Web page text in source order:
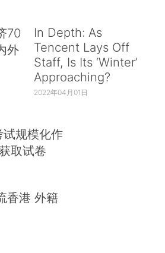
70
外
In Depth: As
Tencent Lays Off
Staff, Is Its ‘Winter’
Approaching?
2022年04月01日
试规模化作
取试卷
香港 外籍